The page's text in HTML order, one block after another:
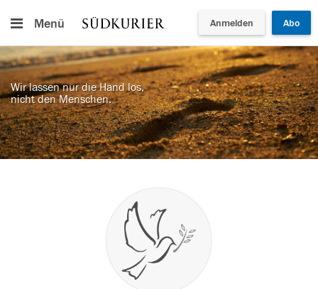
Menü Anmelden Abo
Wir lassen nur die Hand los,
nicht den Menschen.